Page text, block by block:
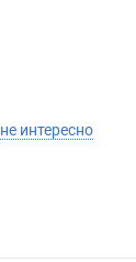
не интересно